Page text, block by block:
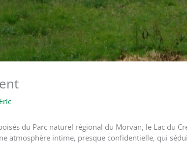
Eric
du Parc naturel régional du Morvan, le Lac du
atmosphère intime, presque confidentielle, qui